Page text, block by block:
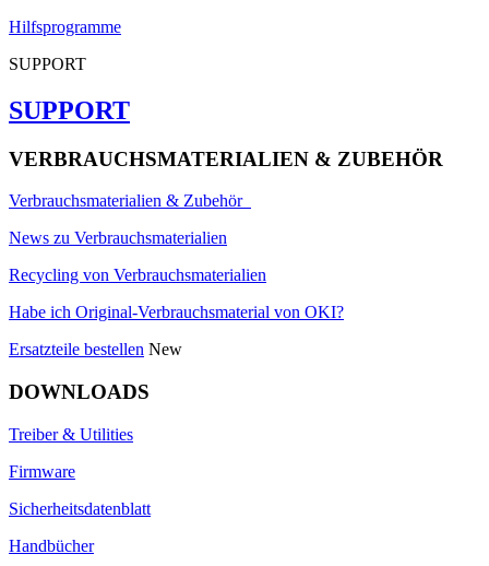
Hilfsprogramme
SUPPORT
SUPPORT
VERBRAUCHSMATERIALIEN & ZUBEHÖR
Verbrauchsmaterialien & Zubehör
News zu Verbrauchsmaterialien
Recycling von Verbrauchsmaterialien
Habe ich Original-Verbrauchsmaterial von OKI?
Ersatzteile bestellen New
DOWNLOADS
Treiber & Utilities
Firmware
Sicherheitsdatenblatt
Handbücher